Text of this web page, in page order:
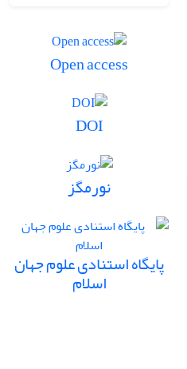
Open access
DOI
نورمگز
پایگاه استنادی علوم جهان
اسلام